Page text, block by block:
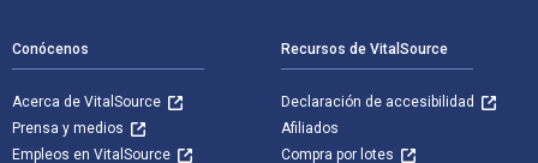
Conócenos
Acerca de VitalSource
Prensa y medios
Empleos en VitalSource
Recursos de VitalSource
Declaración de accesibilidad
Afiliados
Compra por lotes